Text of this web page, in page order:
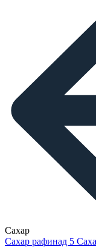
Сахар
Сахар рафинад 5